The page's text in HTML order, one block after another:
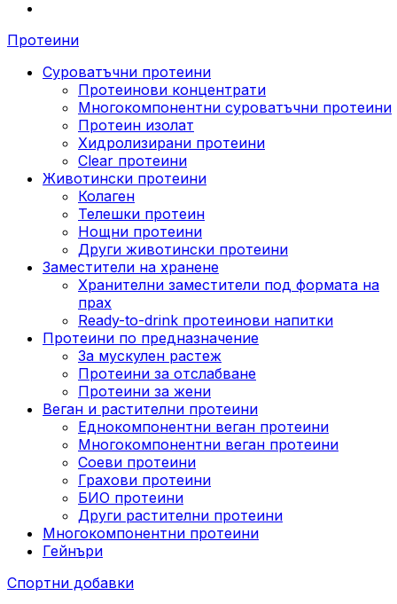
Протеини
Суроватъчни протеини
Протеинови концентрати
Многокомпонентни суроватъчни протеини
Протеин изолат
Хидролизирани протеини
Clear протеини
Животински протеини
Колаген
Телешки протеин
Нощни протеини
Други животински протеини
Заместители на хранене
Хранителни заместители под формата на
прах
Ready-to-drink протеинови напитки
Протеини по предназначение
За мускулен растеж
Протеини за отслабване
Протеини за жени
Веган и растителни протеини
Еднокомпонентни веган протеини
Многокомпонентни веган протеини
Соеви протеини
Грахови протеини
БИО протеини
Други растителни протеини
Многокомпонентни протеини
Гейнъри
Спортни добавки